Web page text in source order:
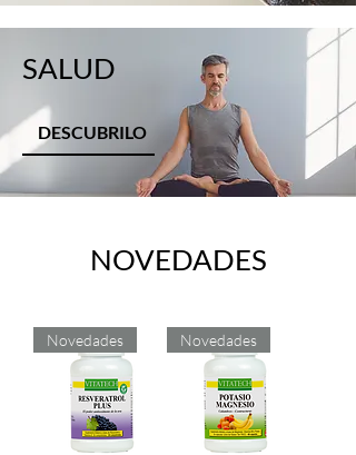
SALUD
DESCUBRILO
NOVEDADES
Novedades Novedades